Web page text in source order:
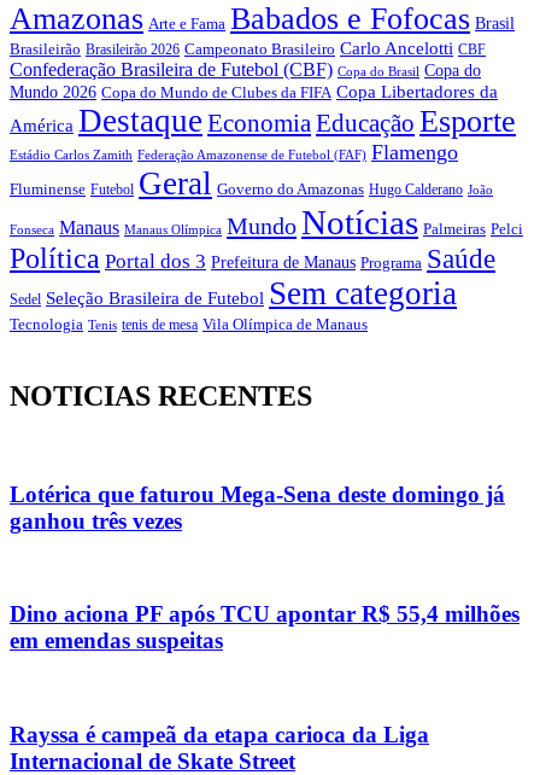
Amazonas Arte e Fama Babados e Fofocas Brasil
Brasileirão Brasileirão 2026 Campeonato Brasileiro Carlo Ancelotti CBF
Confederação Brasileira de Futebol (CBF) Copa do Brasil Copa do
Mundo 2026 Copa do Mundo de Clubes da FIFA Copa Libertadores da
América Destaque EconomiaEducação Esporte
Estádio Carlos Zamith Federação Amazonense de Futebol (FAF) Flamengo
Fluminense Futebol Geral Governo do Amazonas Hugo Calderano João
Fonseca Manaus Manaus Olímpica MundoNotícias Palmeiras Pelci
Política Portal dos 3 Prefeitura de Manaus Programa Saúde
Sedel Seleção Brasileira de Futebol Sem categoria
Tecnologia Tenis tenis de mesa Vila Olímpica de Manaus
NOTICIAS RECENTES
Lotérica que faturou Mega-Sena deste domingo já
ganhou três vezes
Dino aciona PF após TCU apontar R$ 55,4 milhões
em emendas suspeitas
Rayssa é campeã da etapa carioca da Liga
Internacional de Skate Street